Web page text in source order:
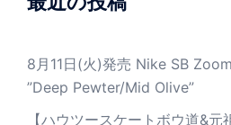
8月11日(火)発売 Nike SB
”Deep Pewter/Mid Olive”
【ハウツースケートボウ道&